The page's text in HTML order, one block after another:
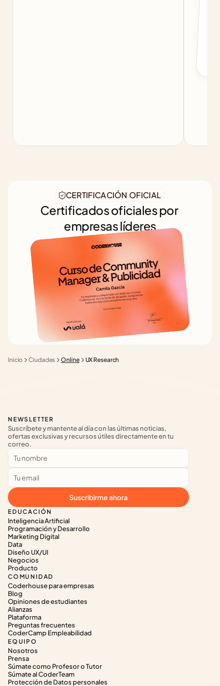
Inicio Ciudades Online UX Research
CERTIFICACIÓN OFICIAL
Certificados oficiales por
empresas líderes
EDUCACIÓN
Inteligencia Artificial
Programación y Desarrollo
Marketing Digital
Data
Diseño UX/UI
Negocios
Producto
COMUNIDAD
Coderhouse para empresas
Blog
Opiniones de estudiantes
Alianzas
Plataforma
Preguntas frecuentes
CoderCamp Empleabilidad
EQUIPO
Nosotros
Prensa
Súmate como Profesor o Tutor
Súmate al CoderTeam
Protección de Datos personales
NEWSLETTER
Suscríbete y mantente al día con las últimas noticias,
ofertas exclusivas y recursos útiles directamente en tu
correo.
Suscribirme ahora